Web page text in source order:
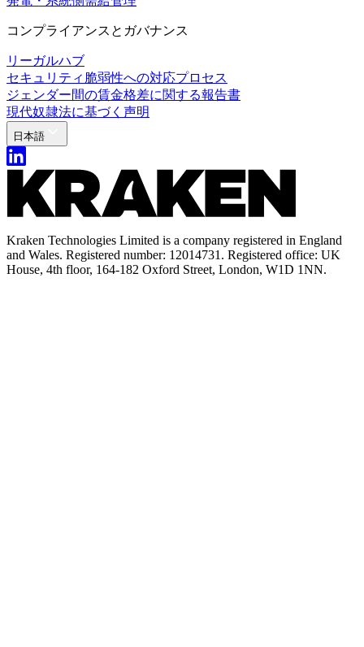
コンプライアンスとガバナンス
リーガルハブ
セキュリティ脆弱性への対応プロセス
ジェンダー間の賃金格差に関する報告書
現代奴隷法に基づく声明
日本語
Kraken Technologies Limited is a company registered in England
and Wales. Registered number: 12014731. Registered office: UK
House, 4th floor, 164-182 Oxford Street, London, W1D 1NN.